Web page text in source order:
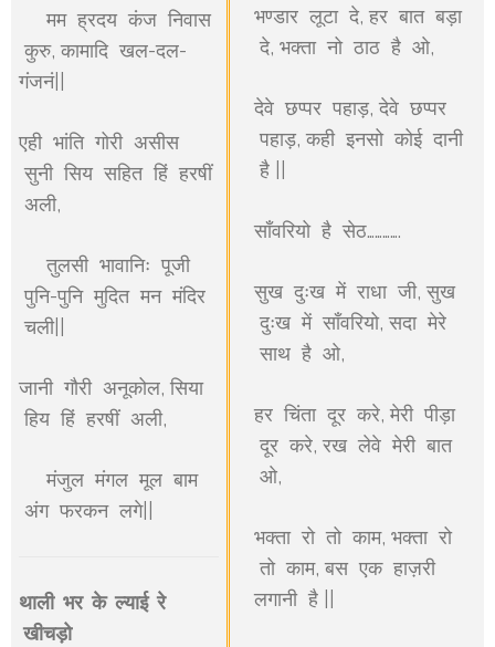
मम ह्रदय कंज निवास
कुरु, कामादि खल-दल-
गंजनं||
एही भांति गोरी असीस
सुनी सिय सहित हिं हरषीं
अली,
तुलसी भावानिः पूजी
पुनि-पुनि मुदित मन मंदिर
चली||
जानी गौरी अनूकोल, सिया
हिय हिं हरषीं अली,
मंजुल मंगल मूल बाम
अंग फरकन लगे||
थाली भर के ल्याई रे
खीचड़ो
भण्डार लूटा दे, हर बात बड़ा
दे, भक्ता नो ठाठ है ओ,
देवे छप्पर पहाड़, देवे छप्पर
पहाड़, कही इनसो कोई दानी
है ||
साँवरियो है सेठ………….
सुख दुःख में राधा जी, सुख
दुःख में साँवरियो, सदा मेरे
साथ है ओ,
हर चिंता दूर करे, मेरी पीड़ा
दूर करे, रख लेवे मेरी बात
ओ,
भक्ता रो तो काम, भक्ता रो
तो काम, बस एक हाज़री
लगानी है ||